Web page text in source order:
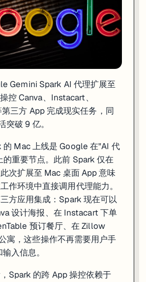
Gemini Spark AI 代理扩展至
控 Canva、Instacart、
三方 App 完成现实任务，同
突破 9 亿。
的 Mac 上线是 Google 在"AI 代
重要节点。此前 Spark 仅在
次扩展至 Mac 桌面 App 意味
作环境中直接调用代理能力。
方应用集成：Spark 现在可以
设计海报、在 Instacart 下单
预订餐厅、在 Zillow
寓，这些操作不再需要用户手
入信息。
Spark 的跨 App 操控依赖于